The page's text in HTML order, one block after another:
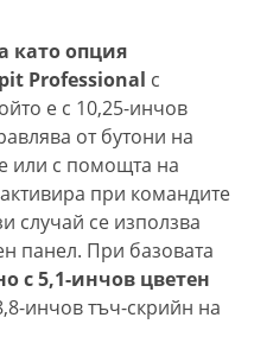
като опция
Professional с
е с 10,25-инчов
от бутони на
или с помощта на
при командите
случай се използва
панел. При базовата
с 5,1-инчов цветен
инчов тъч-скрийн на